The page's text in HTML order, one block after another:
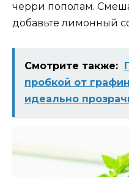
черри пополам.
добавьте лимонный
Смотрите также:
пробкой от
идеально